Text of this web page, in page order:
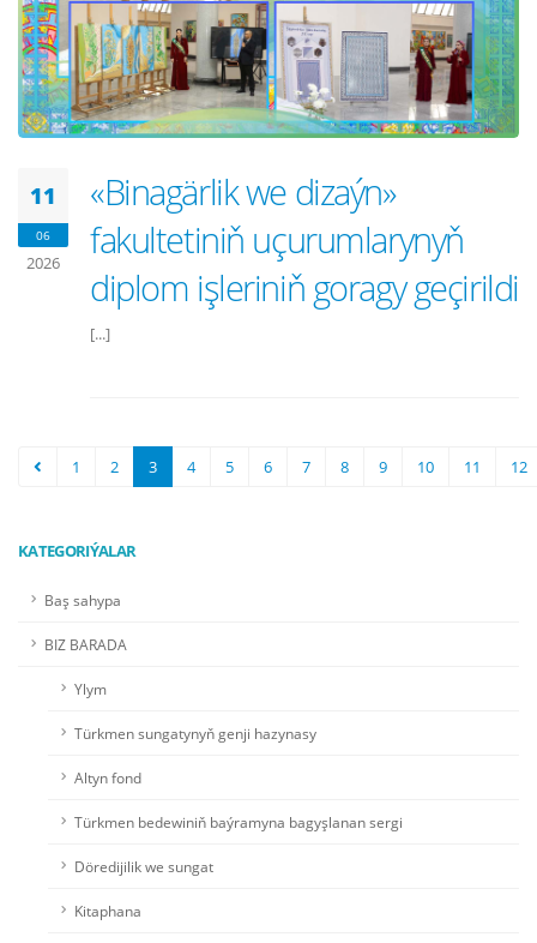
11
06
2026
«Binagärlik we dizaýn»
fakultetiniň uçurumlarynyň
diplom işleriniň goragy geçirildi
[...]
1 2 3 4 5 6 7 8 9 10 11 12
KATEGORIÝALAR
Baş sahypa
BIZ BARADA
Ylym
Türkmen sungatynyň genji hazynasy
Altyn fond
Türkmen bedewiniň baýramyna bagyşlanan sergi
Döredijilik we sungat
Kitaphana